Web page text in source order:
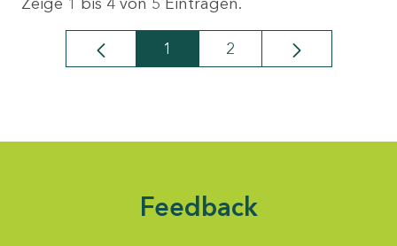
Seite
1 Seite
2
Feedback